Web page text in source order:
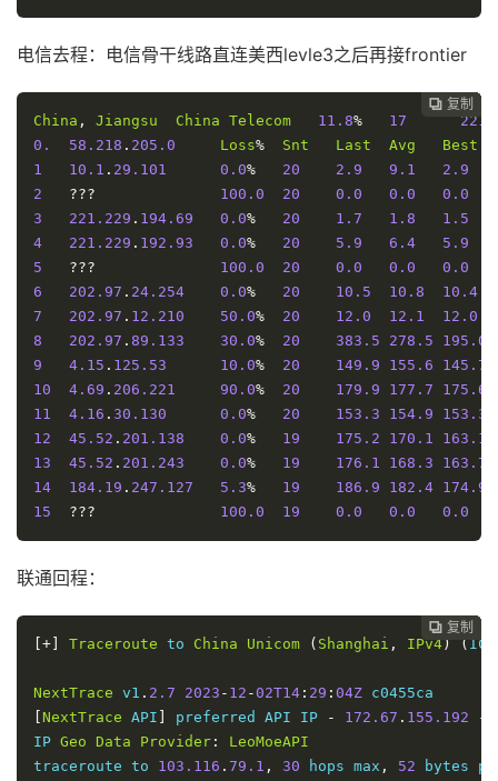
电信去程：电信骨干线路直连美西levle3之后再接frontier
 复制
 复制
 复制
 复制
 复制
 复制
 复制
 复制
China , Jiangsu China Telecom 11.8% 17
0.
58.218 . 205.0 Loss% Snt Last Avg Best
1
10.1 . 29.101 0.0% 20 2.9 9.1 2.9
2
??? 100.0 20 0.0 0.0 0.0
3
221.229 . 194.69 0.0% 20 1.7 1.8 1.5
4
221.229 . 192.93 0.0% 20 5.9 6.4 5.9
5
??? 100.0 20 0.0 0.0 0.0
6
202.97 . 24.254 0.0% 20 10.5 10.8 10.4
7
202.97 . 12.210 50.0% 20 12.0 12.1 12.0
8
202.97 . 89.133 30.0% 20 383.5 278.5 195.0
9
4.15 . 125.53 10.0% 20 149.9 155.6 145.7
10
4.69 . 206.221 90.0% 20 179.9 177.7 175.6
11
4.16 . 30.130 0.0% 20 153.3 154.9 153.3
12
45.52 . 201.138 0.0% 19 175.2 170.1 163.1
13
45.52 . 201.243 0.0% 19 176.1 168.3 163.7
14
184.19 . 247.127 5.3% 19 186.9 182.4 174.9
15
??? 100.0 19 0.0 0.0 0.0
联通回程：
 复制
 复制
 复制
 复制
 复制
 复制
 复制
[+]
Traceroute to China Unicom ( Shanghai , IPv4 ) (
NextTrace v1 . 2.7 2023 - 12 -02T14 : 29 : 04Z
NextTrace API preferred API IP - 172.67 . 155.192 -
IP Geo Data Provider :
LeoMoeAPI
traceroute to 103.116 . 79.1 , 30 hops max ,
52